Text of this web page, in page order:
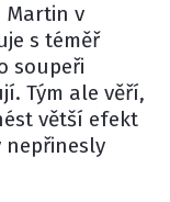
Martin v
s téměř
soupeři
Tým ale věří,
větší efekt
nepřinesly